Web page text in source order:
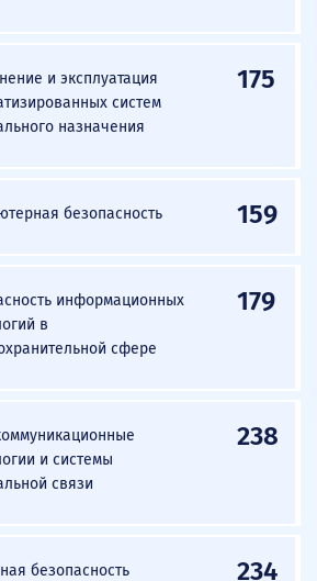
и эксплуатация
систем
назначения
175
безопасность 159
информационных
в
сфере
179
и системы
связи
238
безопасность 234